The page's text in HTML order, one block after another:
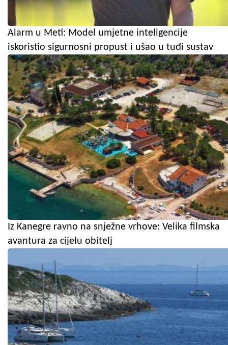
Alarm u Meti: Model umjetne inteligencije
iskoristio sigurnosni propust i ušao u tuđi sustav
Iz Kanegre ravno na snježne vrhove: Velika filmska
avantura za cijelu obitelj